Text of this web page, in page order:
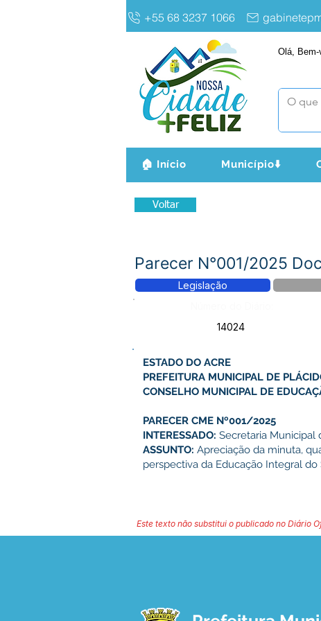
+55 68 3237 1066
Olá,
🏠 Início Município⬇️
Voltar
Parecer N°001/2025
Legislação
14024
ESTADO DO ACRE
PREFEITURA MUNICIPAL DE
CONSELHO MUNICIPAL DE
PARECER CME Nº001/2025
INTERESSADO: Secretaria Municipal
ASSUNTO: Apreciação da minuta,
perspectiva da Educação Integral
Este texto não substitui o publicado no Diário